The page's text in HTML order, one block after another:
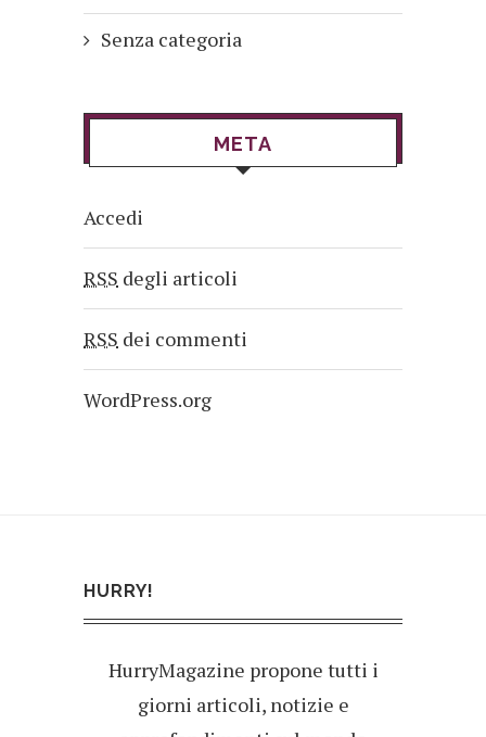
Senza categoria
META
Accedi
RSS degli articoli
RSS dei commenti
WordPress.org
HURRY!
HurryMagazine propone tutti i
giorni articoli, notizie e